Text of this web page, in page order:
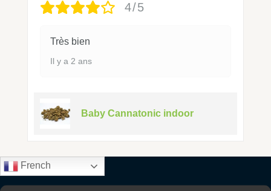
4/5
Très bien
Il y a 2 ans
Baby Cannatonic indoor
French